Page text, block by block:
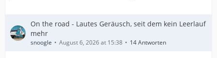
On the road - Lautes Geräusch, seit dem kein Leerlauf
mehr
snoogle August 6, 2026 at 15:38 14 Antworten